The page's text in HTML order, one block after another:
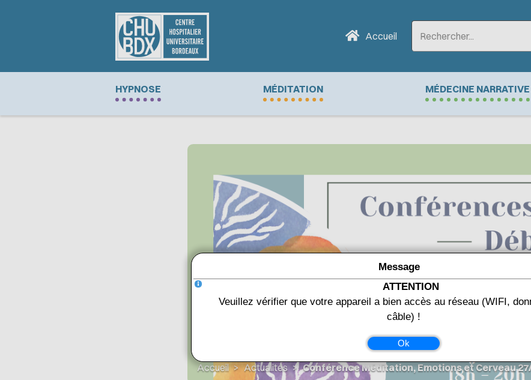
Accueil
HYPNOSE MÉDITATION MÉDECINE NARRATIVE
Accueil Actualités Conférence Méditation, Emotions et Cerveau
Message
ATTENTION
Veuillez vérifier que votre appareil a bien accès au réseau (WIFI,
câble) !
Ok